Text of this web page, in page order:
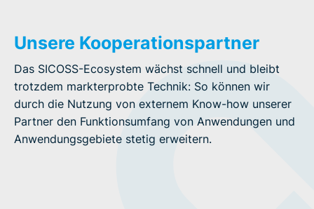
Unsere Kooperationspartner
Das SICOSS-Ecosystem wächst schnell und bleibt
trotzdem markterprobte Technik: So können wir
durch die Nutzung von externem Know-how unserer
Partner den Funktionsumfang von Anwendungen und
Anwendungsgebiete stetig erweitern.